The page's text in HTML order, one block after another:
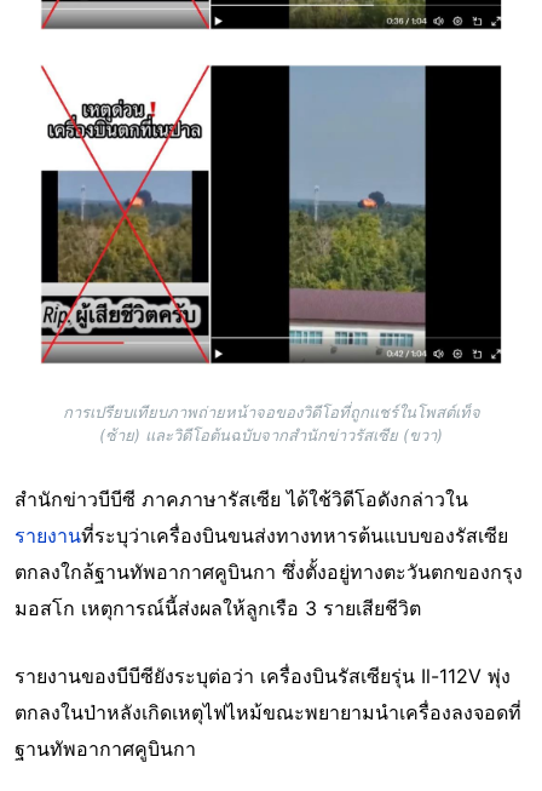
Image
การเปรียบเทียบภาพถ่ายหน้าจอของวิดีโอที่ถูกแชร์ในโพสต์เท็จ
(ซ้าย) และวิดีโอต้นฉบับจากสำนักข่าวรัสเซีย (ขวา)
สำนักข่าวบีบีซี ภาคภาษารัสเซีย ได้ใช้วิดีโอดังกล่าวใน
รายงานที่ระบุว่าเครื่องบินขนส่งทางทหารต้นแบบของรัสเซีย
ตกลงใกล้ฐานทัพอากาศคูบินกา ซึ่งตั้งอยู่ทางตะวันตกของกรุง
มอสโก เหตุการณ์นี้ส่งผลให้ลูกเรือ 3 รายเสียชีวิต
รายงานของบีบีซียังระบุต่อว่า เครื่องบินรัสเซียรุ่น Il-112V พุ่ง
ตกลงในป่าหลังเกิดเหตุไฟไหม้ขณะพยายามนำเครื่องลงจอดที่
ฐานทัพอากาศคูบินกา